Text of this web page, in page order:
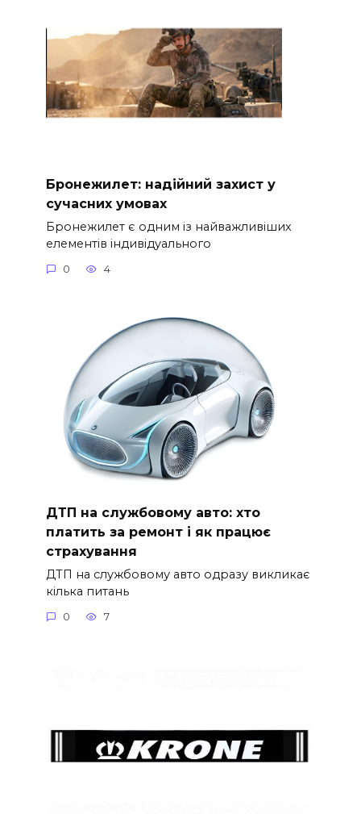
Бронежилет: надійний захист у
сучасних умовах
Бронежилет є одним із найважливіших
елементів індивідуального
0 4
ДТП на службовому авто: хто
платить за ремонт і як працює
страхування
ДТП на службовому авто одразу викликає
кілька питань
0 7